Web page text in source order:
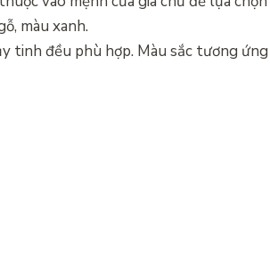
màu xanh.
tinh đều phù hợp. Màu sắc tương